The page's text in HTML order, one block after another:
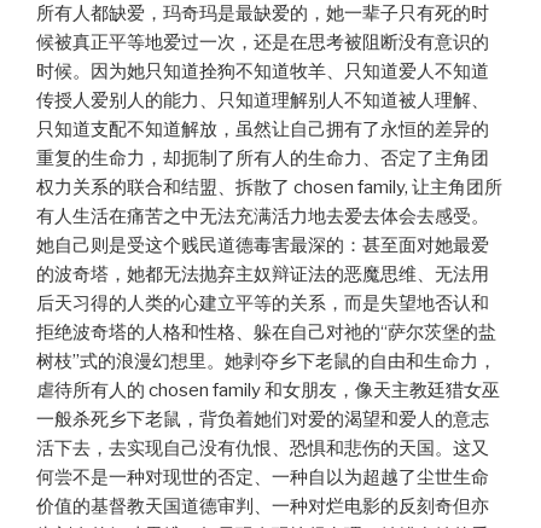
所有人都缺爱，玛奇玛是最缺爱的，她一辈子只有死的时
候被真正平等地爱过一次，还是在思考被阻断没有意识的
时候。因为她只知道拴狗不知道牧羊、只知道爱人不知道
传授人爱别人的能力、只知道理解别人不知道被人理解、
只知道支配不知道解放，虽然让自己拥有了永恒的差异的
重复的生命力，却扼制了所有人的生命力、否定了主角团
权力关系的联合和结盟、拆散了 chosen family, 让主角团所
有人生活在痛苦之中无法充满活力地去爱去体会去感受。
她自己则是受这个贱民道德毒害最深的：甚至面对她最爱
的波奇塔，她都无法抛弃主奴辩证法的恶魔思维、无法用
后天习得的人类的心建立平等的关系，而是失望地否认和
拒绝波奇塔的人格和性格、躲在自己对祂的“萨尔茨堡的盐
树枝”式的浪漫幻想里。她剥夺乡下老鼠的自由和生命力，
虐待所有人的 chosen family 和女朋友，像天主教廷猎女巫
一般杀死乡下老鼠，背负着她们对爱的渴望和爱人的意志
活下去，去实现自己没有仇恨、恐惧和悲伤的天国。这又
何尝不是一种对现世的否定、一种自以为超越了尘世生命
价值的基督教天国道德审判、一种对烂电影的反刻奇但亦